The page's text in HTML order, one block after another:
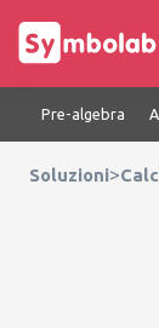
Pre-algebra
Soluzioni>